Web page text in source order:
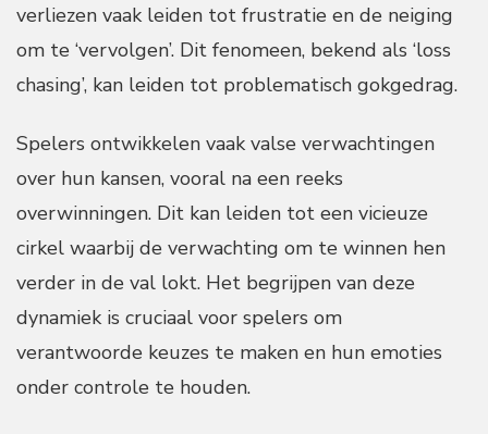
verliezen vaak leiden tot frustratie en de neiging
om te ‘vervolgen’. Dit fenomeen, bekend als ‘loss
chasing’, kan leiden tot problematisch gokgedrag.
Spelers ontwikkelen vaak valse verwachtingen
over hun kansen, vooral na een reeks
overwinningen. Dit kan leiden tot een vicieuze
cirkel waarbij de verwachting om te winnen hen
verder in de val lokt. Het begrijpen van deze
dynamiek is cruciaal voor spelers om
verantwoorde keuzes te maken en hun emoties
onder controle te houden.